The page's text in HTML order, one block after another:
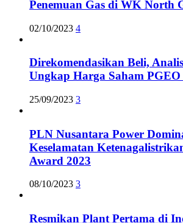
Penemuan Gas di WK North
02/10/2023 4
Direkomendasikan Beli,
Ungkap Harga Saham
25/09/2023 3
PLN Nusantara Power
Keselamatan
Award 2023
08/10/2023 3
Resmikan Plant Pertama di